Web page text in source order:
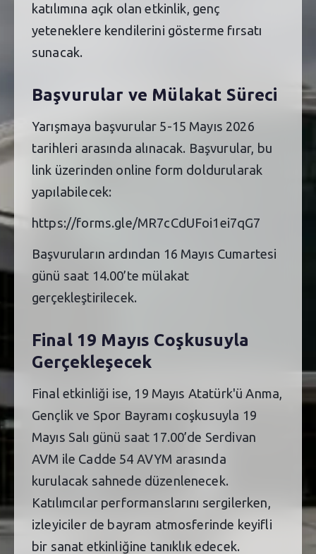
katılımına açık olan etkinlik, genç
yeteneklere kendilerini gösterme fırsatı
sunacak.
Başvurular ve Mülakat Süreci
Yarışmaya başvurular 5-15 Mayıs 2026
tarihleri arasında alınacak. Başvurular, bu
link üzerinden online form doldurularak
yapılabilecek:
https://forms.gle/MR7cCdUFoi1ei7qG7
Başvuruların ardından 16 Mayıs Cumartesi
günü saat 14.00’te mülakat
gerçekleştirilecek.
Final 19 Mayıs Coşkusuyla
Gerçekleşecek
Final etkinliği ise, 19 Mayıs Atatürk'ü Anma,
Gençlik ve Spor Bayramı coşkusuyla 19
Mayıs Salı günü saat 17.00’de Serdivan
AVM ile Cadde 54 AVYM arasında
kurulacak sahnede düzenlenecek.
Katılımcılar performanslarını sergilerken,
izleyiciler de bayram atmosferinde keyifli
bir sanat etkinliğine tanıklık edecek.